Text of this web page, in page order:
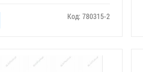
Код: 780315-2